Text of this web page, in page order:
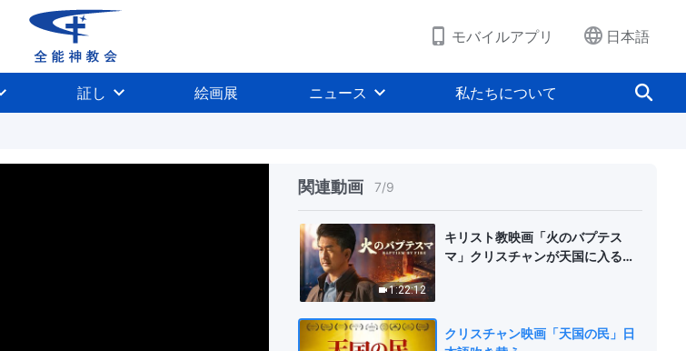
モバイルアプリ 日本語
証し 絵画展 ニュース 私たちについて
関連動画 7/9
クリスチャンの証し「苦しみから
1:02:19
1:22:12
キリスト教映画「火のバプテス
マ」クリスチャンが天国に入る唯
クリスチャン映画「天国の民」日